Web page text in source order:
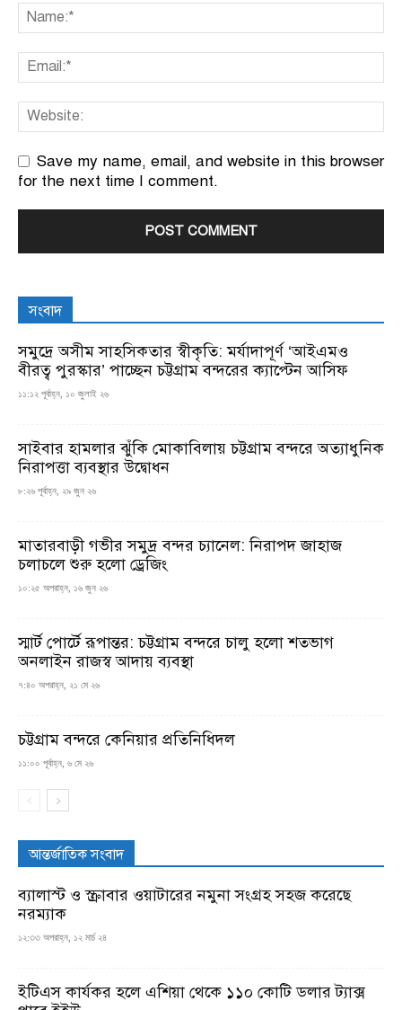
Save my name, email, and website in this browser
for the next time I comment.
সংবাদ
সমুদ্রে অসীম সাহসিকতার স্বীকৃতি: মর্যাদাপূর্ণ ‘আইএমও
বীরত্ব পুরস্কার’ পাচ্ছেন চট্টগ্রাম বন্দরের ক্যাপ্টেন আসিফ
১১:১২ পূর্বাহ্ন, ১০ জুলাই ২৬
সাইবার হামলার ঝুঁকি মোকাবিলায় চট্টগ্রাম বন্দরে অত্যাধুনিক
নিরাপত্তা ব্যবস্থার উদ্বোধন
৮:২৬ পূর্বাহ্ন, ২৯ জুন ২৬
মাতারবাড়ী গভীর সমুদ্র বন্দর চ্যানেল: নিরাপদ জাহাজ
চলাচলে শুরু হলো ড্রেজিং
১০:২৫ অপরাহ্ন, ১৬ জুন ২৬
স্মার্ট পোর্টে রূপান্তর: চট্টগ্রাম বন্দরে চালু হলো শতভাগ
অনলাইন রাজস্ব আদায় ব্যবস্থা
৭:৪০ অপরাহ্ন, ২১ মে ২৬
চট্টগ্রাম বন্দরে কেনিয়ার প্রতিনিধিদল
১১:০০ পূর্বাহ্ন, ৬ মে ২৬
আন্তর্জাতিক সংবাদ
ব্যালাস্ট ও স্ক্রাবার ওয়াটারের নমুনা সংগ্রহ সহজ করেছে
নরম্যাক
১২:৩৩ অপরাহ্ন, ১২ মার্চ ২৪
ইটিএস কার্যকর হলে এশিয়া থেকে ১১০ কোটি ডলার ট্যাক্স